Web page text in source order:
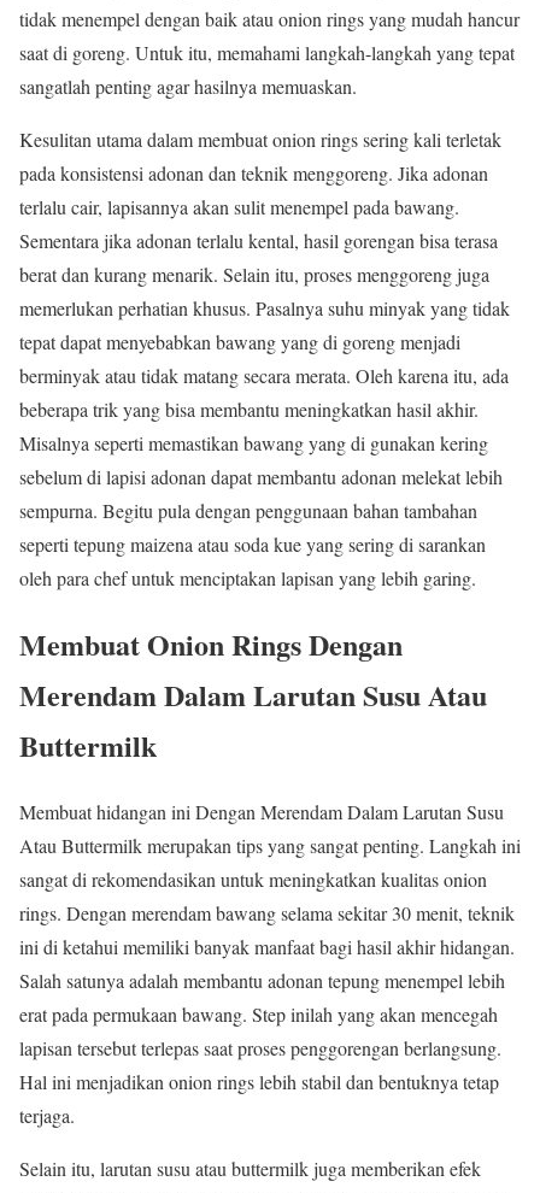
tidak menempel dengan baik atau onion rings yang mudah hancur
saat di goreng. Untuk itu, memahami langkah-langkah yang tepat
sangatlah penting agar hasilnya memuaskan.
Kesulitan utama dalam membuat onion rings sering kali terletak
pada konsistensi adonan dan teknik menggoreng. Jika adonan
terlalu cair, lapisannya akan sulit menempel pada bawang.
Sementara jika adonan terlalu kental, hasil gorengan bisa terasa
berat dan kurang menarik. Selain itu, proses menggoreng juga
memerlukan perhatian khusus. Pasalnya suhu minyak yang tidak
tepat dapat menyebabkan bawang yang di goreng menjadi
berminyak atau tidak matang secara merata. Oleh karena itu, ada
beberapa trik yang bisa membantu meningkatkan hasil akhir.
Misalnya seperti memastikan bawang yang di gunakan kering
sebelum di lapisi adonan dapat membantu adonan melekat lebih
sempurna. Begitu pula dengan penggunaan bahan tambahan
seperti tepung maizena atau soda kue yang sering di sarankan
oleh para chef untuk menciptakan lapisan yang lebih garing.
Membuat Onion Rings Dengan
Merendam Dalam Larutan Susu Atau
Buttermilk
Membuat hidangan ini Dengan Merendam Dalam Larutan Susu
Atau Buttermilk merupakan tips yang sangat penting. Langkah ini
sangat di rekomendasikan untuk meningkatkan kualitas onion
rings. Dengan merendam bawang selama sekitar 30 menit, teknik
ini di ketahui memiliki banyak manfaat bagi hasil akhir hidangan.
Salah satunya adalah membantu adonan tepung menempel lebih
erat pada permukaan bawang. Step inilah yang akan mencegah
lapisan tersebut terlepas saat proses penggorengan berlangsung.
Hal ini menjadikan onion rings lebih stabil dan bentuknya tetap
terjaga.
Selain itu, larutan susu atau buttermilk juga memberikan efek